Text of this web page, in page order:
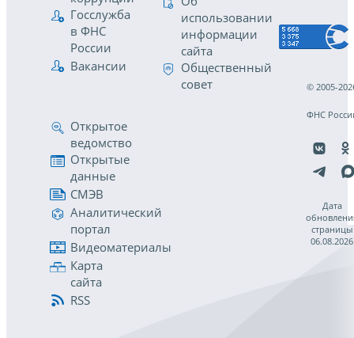
Госслужба
в ФНС
России
Вакансии
использовании
информации
сайта
Общественный
совет
Открытое
ведомство
Открытые
данные
СМЭВ
Аналитический
портал
Видеоматериалы
Карта
сайта
RSS
© 2005-
ФНС
Дата
страницы
06.08.2026